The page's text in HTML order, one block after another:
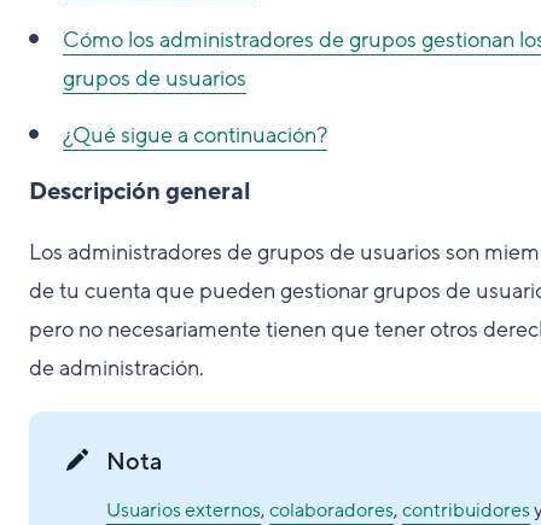
Cómo los administradores de grupos gestionan
grupos de usuarios
¿Qué sigue a continuación?
Descripción general
Los administradores de grupos de usuarios son
de tu cuenta que pueden gestionar grupos de
pero no necesariamente tienen que tener otros
de administración.
Nota
Usuarios externos,colaboradores,contribuidores